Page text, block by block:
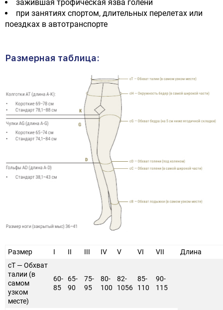
зажившая трофическая язва голени
при занятиях спортом, длительных перелетах или
поездках в автотранспорте
Размерная таблица:
Размер I II III IV V VI VII
Длина
cT — Обхват
талии (в
самом
узком
месте)
60-
85
65-
90
75-
95
80-
100
82-
1056
85-
110
90-
115